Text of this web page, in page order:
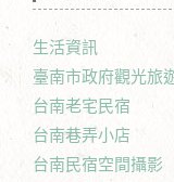
生活資訊
臺南市政府觀光旅
台南老宅民宿
台南巷弄小店
台南民宿空間攝影